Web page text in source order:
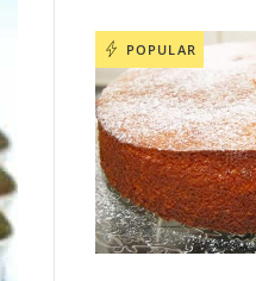
POPULAR